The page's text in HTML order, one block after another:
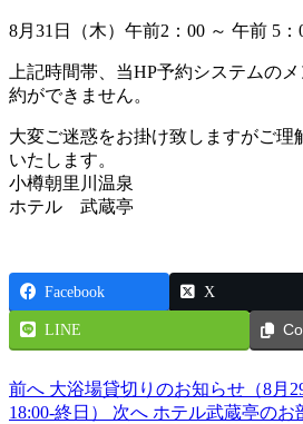
8月31日（木）午前2：00 ～ 午前 5：
上記時間帯、当HP予約システムの
約ができません。
大変ご迷惑をお掛け致しますがご理
いたします。
小樽朝里川温泉
ホテル 武蔵亭
Facebook X
LINE
前へ 大浴場貸切りのお知らせ（8月
18:00-終日）
次へ ホテル武蔵亭のお